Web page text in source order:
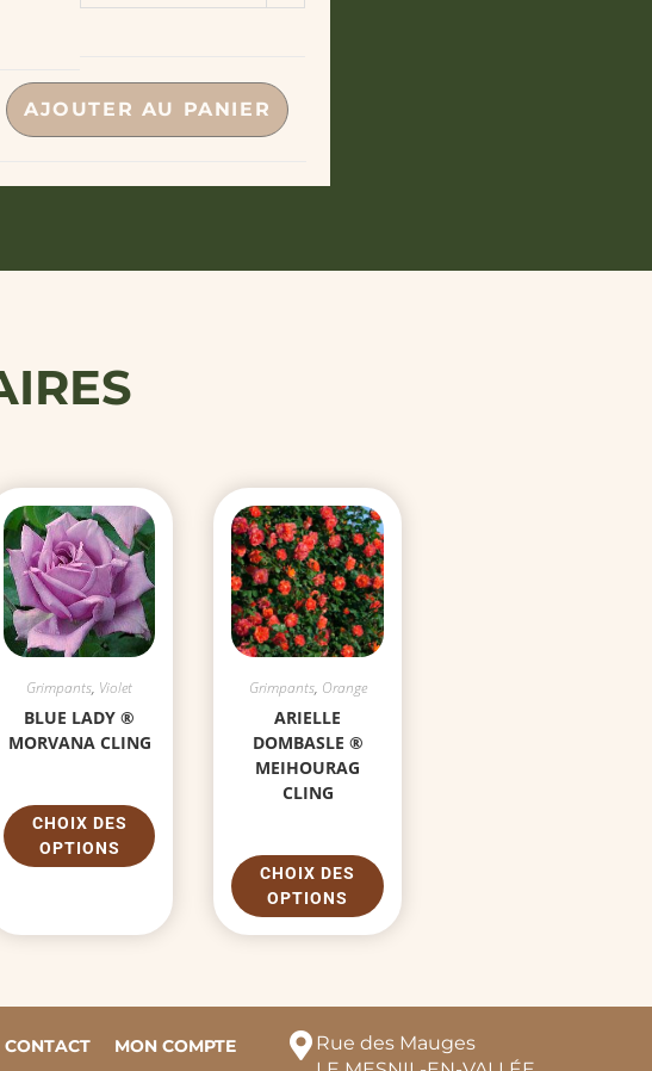
AJOUTER AU PANIER
Grimpants, Violet
BLUE LADY ®
MORVANA CLING
CHOIX DES
OPTIONS
Grimpants, Orange
ARIELLE
DOMBASLE ®
MEIHOURAG
CLING
CHOIX DES
OPTIONS
CONTACT MON COMPTE
Rue des Mauges